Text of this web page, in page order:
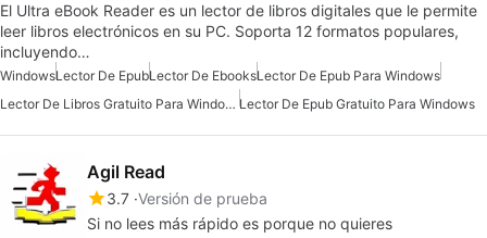
El Ultra eBook Reader es un lector de libros digitales que le permite
leer libros electrónicos en su PC. Soporta 12 formatos populares,
incluyendo…
WindowsLector De EpubLector De EbooksLector De Epub Para Windows
Lector De Libros Gratuito Para Windows Lector De Epub Gratuito Para Windows
Agil Read
3.7 Versión de prueba
Si no lees más rápido es porque no quieres